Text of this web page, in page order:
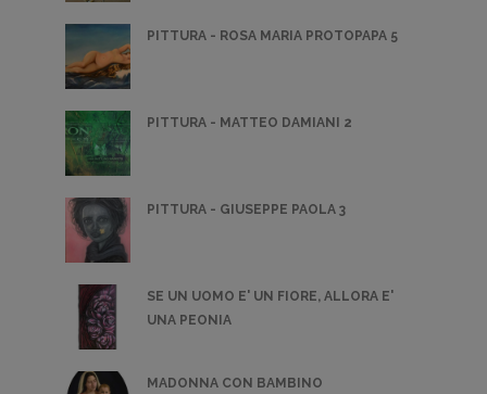
PITTURA - ROSA MARIA PROTOPAPA 5
PITTURA - MATTEO DAMIANI 2
PITTURA - GIUSEPPE PAOLA 3
SE UN UOMO E' UN FIORE, ALLORA E'
UNA PEONIA
MADONNA CON BAMBINO